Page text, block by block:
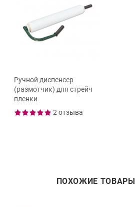
Ручной диспенсер
(размотчик) для стрейч
пленки
2 отзыва
ПОХОЖИЕ ТОВАРЫ